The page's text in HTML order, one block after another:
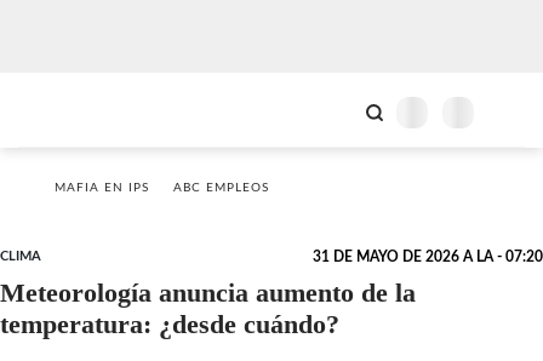
MAFIA EN IPS ABC EMPLEOS
CLIMA 31 DE MAYO DE 2026 A LA - 07:20
Meteorología anuncia aumento de la
temperatura: ¿desde cuándo?